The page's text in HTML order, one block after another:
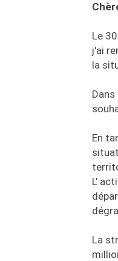
Le
j'ai
la
En
L’
La